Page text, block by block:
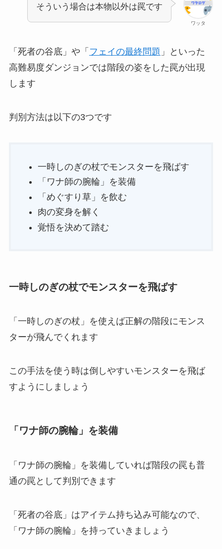
ワッタ
そういう場合は本物以外は罠です
「死者の谷底」や「 フェイの最終問題 」といった
高難易度ダンジョンでは階段の姿をした罠が出現
します
判別方法は以下の3つです
一時しのぎの杖でモンスターを飛ばす
「ワナ師の腕輪」を装備
「めぐすり草」を飲む
肉の変身を解く
覚悟を決めて踏む
一時しのぎの杖でモンスターを飛ばす
「一時しのぎの杖」を使えば正解の階段にモンス
ターが飛んでくれます
この手法を使う時は倒しやすいモンスターを飛ば
すようにしましょう
「ワナ師の腕輪」を装備
「ワナ師の腕輪」を装備していれば階段の罠も普
通の罠として判別できます
「死者の谷底」はアイテム持ち込み可能なので、
「ワナ師の腕輪」を持っていきましょう